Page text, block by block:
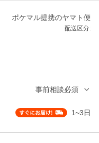
ポケマル提携のヤマト便
配送区分:
事前相談必須
1~3日